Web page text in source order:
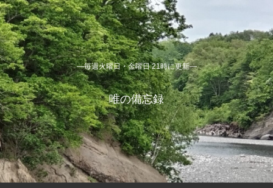
―毎週火曜日・金曜日 21時に更新―
唯の備忘録